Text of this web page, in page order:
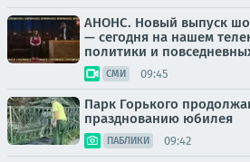
АНОНС. Новый выпуск
— сегодня на нашем
политики и
СМИ 09:45
Парк Горького
празднованию юбилея
ПАБЛИКИ 09:42